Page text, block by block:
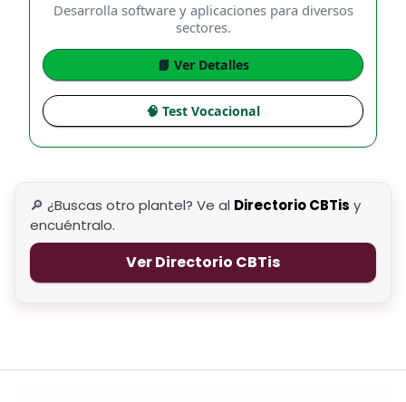
Desarrolla software y aplicaciones para diversos
sectores.
📘 Ver Detalles
🧠 Test Vocacional
🔎 ¿Buscas otro plantel? Ve al Directorio CBTis y
encuéntralo.
Ver Directorio CBTis